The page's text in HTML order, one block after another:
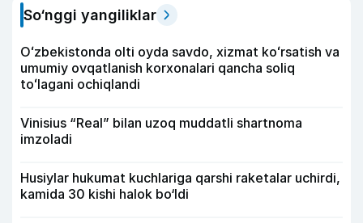
So‘nggi yangiliklar
Oʻzbekistonda olti oyda savdo, xizmat koʻrsatish va
umumiy ovqatlanish korxonalari qancha soliq
toʻlagani ochiqlandi
Vinisius “Real” bilan uzoq muddatli shartnoma
imzoladi
Husiylar hukumat kuchlariga qarshi raketalar uchirdi,
kamida 30 kishi halok bo‘ldi